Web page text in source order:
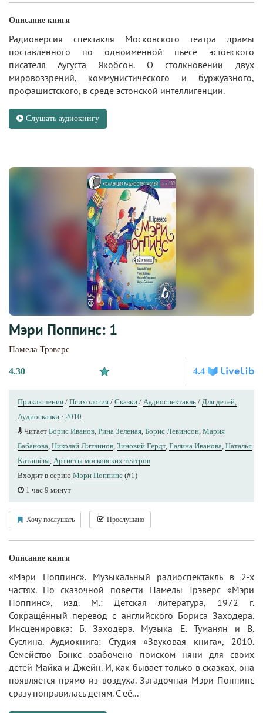
Описание книги
Радиоверсия спектакля Московского театра драмы
поставленного по одноимённой пьесе эстонского
писателя Аугуста Якобсон. О столкновении двух
мировоззрений, коммунистического и буржуазного,
профашистского, в среде эстонской интеллигенции.
Слушать аудиокнигу
Мэри Поппинс: 1
Памела Трэверс
4.30 4.4
Приключения / Психология / Сказки / Аудиоспектакль / Для детей,
Аудиосказки · 2010
Читает Борис Иванов Рина Зеленая Борис Левинсон Мария
Бабанова Николай Литвинов Зиновий Гердт, Галина Иванова Наталья
Каташёва Артисты московских театров
Входит в серию Мэри Поппинс (#1)
1 час 9 минут
Хочу послушать Прослушано
Описание книги
«Мэри Поппинс». Музыкальный радиоспектакль в 2-х
частях. По сказочной повести Памелы Трэверс «Мэри
Поппинс», изд. М.: Детская литература, 1972 г.
Сокращённый перевод с английского Бориса Заходера.
Инсценировка: Б. Заходера. Музыка Е. Туманян и В.
Суслина. Аудиокнига: Студия «Звуковая книга», 2010.
Семейство Бэнкс озабочено поиском няни для своих
детей Майка и Джейн. И, как бывает только в сказках, она
появляется прямо из воздуха. Загадочная Мэри Поппинс
сразу понравилась детям. С её...